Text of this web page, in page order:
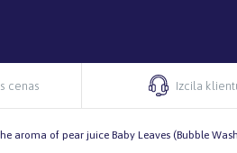
cenas Izcila
aroma of pear juice Baby Leaves (Bubble